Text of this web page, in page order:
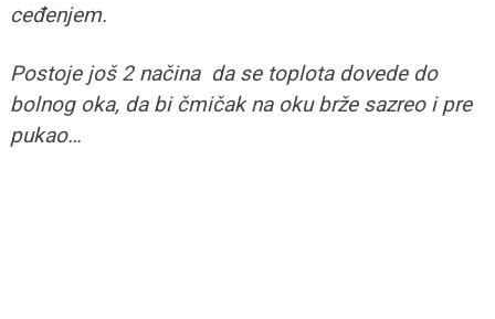
ceđenjem.
Postoje još 2 načina da se toplota dovede do
bolnog oka, da bi čmičak na oku brže sazreo i pre
pukao…